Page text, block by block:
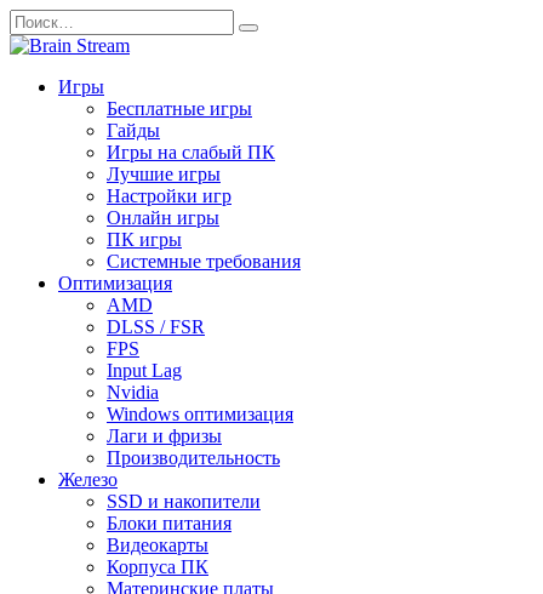
Перейти
к
Search
for:
Игры
Бесплатные игры
Гайды
Игры на слабый ПК
Лучшие игры
Настройки игр
Онлайн игры
ПК игры
Системные требования
Оптимизация
AMD
DLSS / FSR
FPS
Input Lag
Nvidia
Windows оптимизация
Лаги и фризы
Производительность
Железо
SSD и накопители
Блоки питания
Видеокарты
Корпуса ПК
Материнские платы